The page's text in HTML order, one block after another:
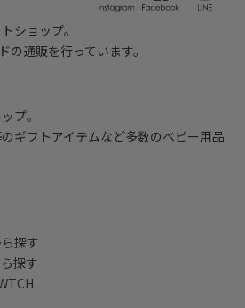
ショップ。
通販を行っています。
プ。
ギフトアイテムなど多数のベビー用品
探す
探す